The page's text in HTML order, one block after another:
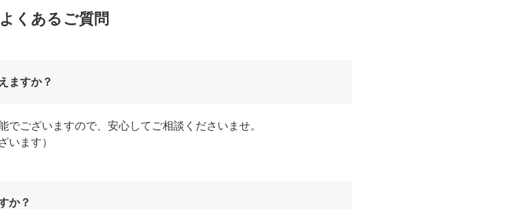
よくあるご質問
ますか？
でございますので、安心してご相談くださいませ。
います）
か？